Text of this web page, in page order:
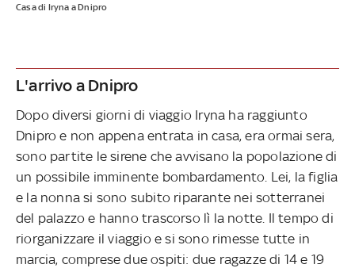
Casa di Iryna a Dnipro
L'arrivo a Dnipro
Dopo diversi giorni di viaggio Iryna ha raggiunto
Dnipro e non appena entrata in casa, era ormai sera,
sono partite le sirene che avvisano la popolazione di
un possibile imminente bombardamento. Lei, la figlia
e la nonna si sono subito riparante nei sotterranei
del palazzo e hanno trascorso lì la notte. Il tempo di
riorganizzare il viaggio e si sono rimesse tutte in
marcia, comprese due ospiti: due ragazze di 14 e 19